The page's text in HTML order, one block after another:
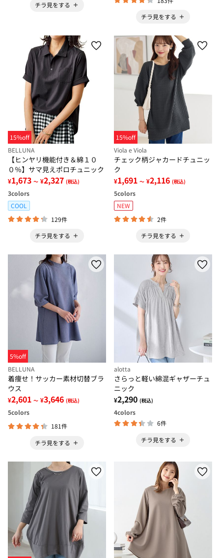
チラ見をする
チラ見をする
15%off
BELLUNA
【ヒンヤリ機能付き＆綿１０
０％】サマ見えポロチュニック
¥1,673 ～ ¥2,327 (税込)
3colors
COOL
129件
チラ見をする
15%off
Viola e Viola
チェック柄ジャカードチュニッ
ク
¥1,691 ～ ¥2,116 (税込)
5colors
NEW
2件
チラ見をする
5%off
BELLUNA
着痩せ！サッカー素材切替ブラ
ウス
¥2,601 ～ ¥3,646 (税込)
5colors
181件
チラ見をする
alotta
さらっと軽い綿混ギャザーチュ
ニック
¥2,290 (税込)
4colors
6件
チラ見をする